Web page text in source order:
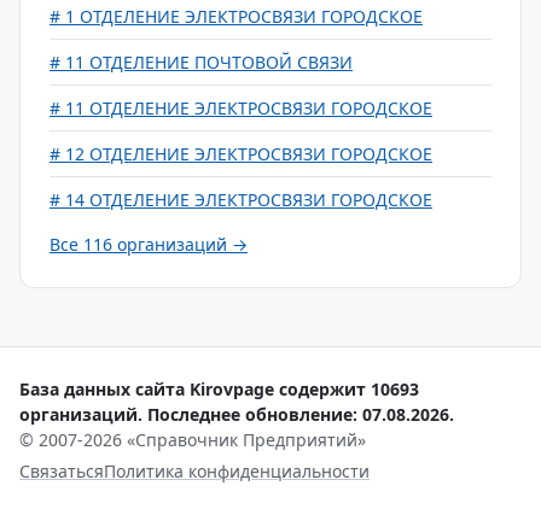
# 1 ОТДЕЛЕНИЕ ЭЛЕКТРОСВЯЗИ ГОРОДСКОЕ
# 11 ОТДЕЛЕНИЕ ПОЧТОВОЙ СВЯЗИ
# 11 ОТДЕЛЕНИЕ ЭЛЕКТРОСВЯЗИ ГОРОДСКОЕ
# 12 ОТДЕЛЕНИЕ ЭЛЕКТРОСВЯЗИ ГОРОДСКОЕ
# 14 ОТДЕЛЕНИЕ ЭЛЕКТРОСВЯЗИ ГОРОДСКОЕ
Все 116 организаций →
База данных сайта Kirovpage содержит 10693
организаций. Последнее обновление: 07.08.2026.
© 2007-2026 «Справочник Предприятий»
СвязатьсяПолитика конфиденциальности